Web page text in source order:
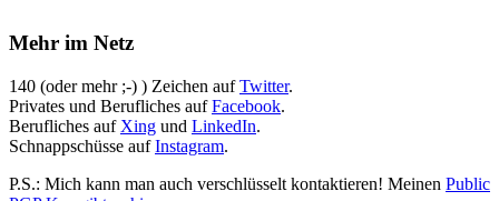
Mehr im Netz
140 (oder mehr ;-) ) Zeichen aufTwitter.
Privates und Berufliches aufFacebook.
Berufliches auf Xing und LinkedIn.
Schnappschüsse aufInstagram.
P.S.: Mich kann man auch verschlüsselt kontaktieren! Meinen Public